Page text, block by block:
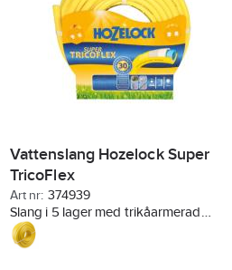
Vattenslang Hozelock Super
TricoFlex
Art nr: 374939
Slang i 5 lager med trikåarmerad
förstärkning. Skydd mot UV ljus och
frost. Ultimate är 100% ftalatfri och